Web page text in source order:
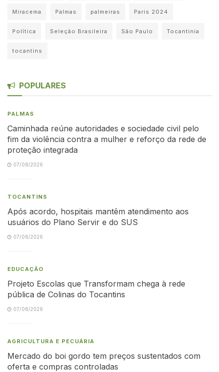
Miracema Palmas palmeiras Paris 2024
Política Seleção Brasileira São Paulo Tocantinia
tocantins
POPULARES
PALMAS
Caminhada reúne autoridades e sociedade civil pelo
fim da violência contra a mulher e reforço da rede de
proteção integrada
07/08/2026
TOCANTINS
Após acordo, hospitais mantêm atendimento aos
usuários do Plano Servir e do SUS
07/08/2026
EDUCAÇÃO
Projeto Escolas que Transformam chega à rede
pública de Colinas do Tocantins
07/08/2026
AGRICULTURA E PECUÁRIA
Mercado do boi gordo tem preços sustentados com
oferta e compras controladas